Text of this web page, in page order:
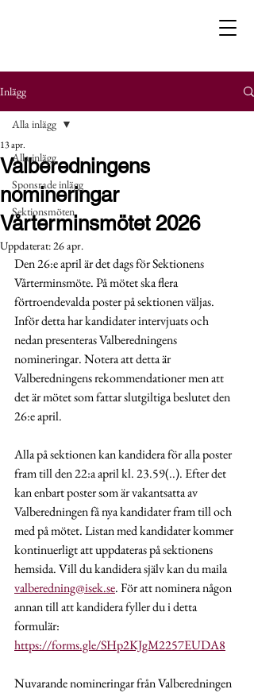
Inlägg
Alla inlägg
Sponsrade inlägg
Sektionsmöten
Alla inlägg
Valberedningens
nomineringar
Vårterminsmötet 2026
13 apr.
Uppdaterat:26 apr.
Den 26:e april är det dags för Sektionens
Vårterminsmöte. På mötet ska flera
förtroendevalda poster på sektionen väljas.
Inför detta har kandidater intervjuats och
nedan presenteras Valberedningens
nomineringar. Notera att detta är
Valberedningens rekommendationer men att
det är mötet som fattar slutgiltiga beslutet den
26:e april.
Alla på sektionen kan kandidera för alla poster
fram till den 22:a april kl. 23.59(..). Efter det
kan enbart poster som är vakantsatta av
Valberedningen få nya kandidater fram till och
med på mötet. Listan med kandidater kommer
kontinuerligt att uppdateras på sektionens
hemsida. Vill du kandidera själv kan du maila
valberedning@isek.se. För att nominera någon
annan till att kandidera fyller du i detta
formulär:
https://forms.gle/SHp2KJgM2257EUDA8
Nuvarande nomineringar från Valberedningen